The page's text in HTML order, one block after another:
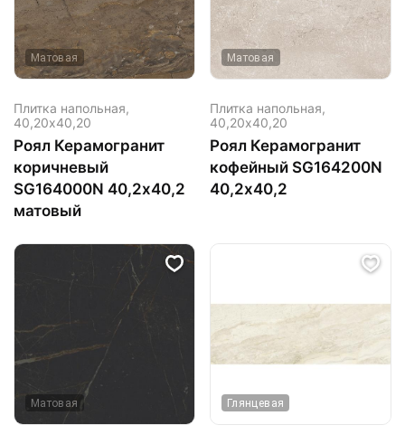
Матовая
Плитка напольная,
40,20х40,20
Роял Керамогранит
коричневый
SG164000N 40,2х40,2
матовый
Матовая
Плитка напольная,
40,20х40,20
Роял Керамогранит
кофейный SG164200N
40,2х40,2
Матовая Глянцевая